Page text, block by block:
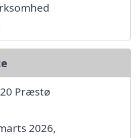
Præstø
2026,